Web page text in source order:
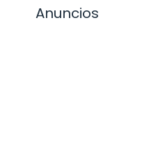
Anuncios